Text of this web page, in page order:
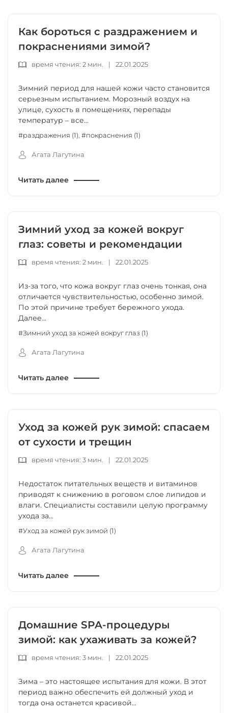
Как бороться с раздражением и
покраснениями зимой?
время чтения: 2 мин. | 22.01.2025
Зимний период для нашей кожи часто становится
серьезным испытанием. Морозный воздух на
улице, сухость в помещениях, перепады
температур – все...
#раздражения (1) #покраснения (1)
Агата Лагутина
Читать далее
Зимний уход за кожей вокруг
глаз: советы и рекомендации
время чтения: 2 мин. | 22.01.2025
Из-за того, что кожа вокруг глаз очень тонкая, она
отличается чувствительностью, особенно зимой.
По этой причине требует бережного ухода.
Далее...
#Зимний уход за кожей вокруг глаз (1)
Агата Лагутина
Читать далее
Уход за кожей рук зимой: спасаем
от сухости и трещин
время чтения: 3 мин. | 22.01.2025
Недостаток питательных веществ и витаминов
приводят к снижению в роговом слое липидов и
влаги. Специалисты составили целую программу
ухода за...
#Уход за кожей рук зимой (1)
Агата Лагутина
Читать далее
Домашние SPA-процедуры
зимой: как ухаживать за кожей?
время чтения: 3 мин. | 22.01.2025
Зима – это настоящее испытания для кожи. В этот
период важно обеспечить ей должный уход и
тогда она останется красивой...